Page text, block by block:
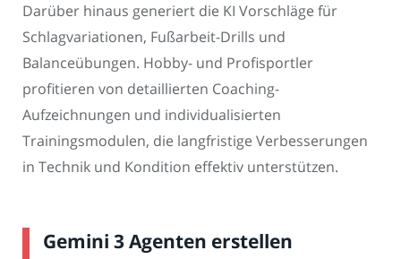
Darüber hinaus generiert die KI Vorschläge für
Schlagvariationen, Fußarbeit-Drills und
Balanceübungen. Hobby- und Profisportler
profitieren von detaillierten Coaching-
Aufzeichnungen und individualisierten
Trainingsmodulen, die langfristige Verbesserungen
in Technik und Kondition effektiv unterstützen.
Gemini 3 Agenten erstellen